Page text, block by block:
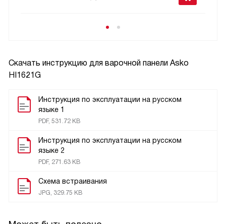
Скачать инструкцию для варочной панели Asko
HI1621G
Инструкция по эксплуатации на русском
языке 1
PDF, 531.72 KB
Инструкция по эксплуатации на русском
языке 2
PDF, 271.63 KB
Схема встраивания
JPG, 329.75 KB